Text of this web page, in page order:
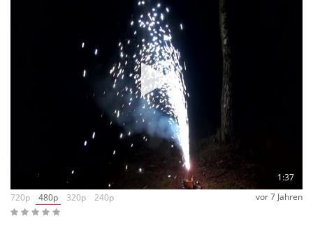
1:37
720p
480p 320p 240p vor 7 Jahren